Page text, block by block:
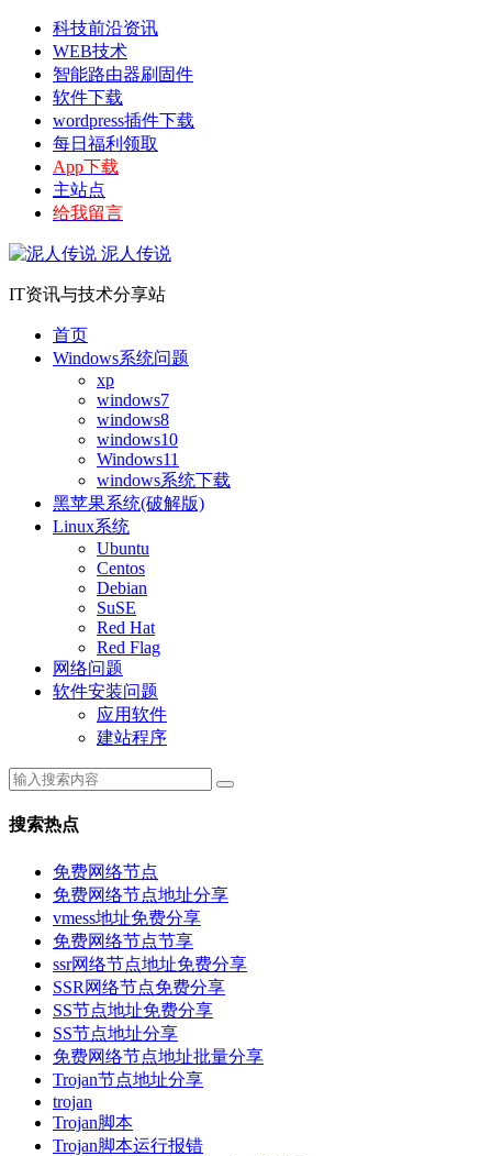
科技前沿资讯
WEB技术
智能路由器刷固件
软件下载
wordpress插件下载
每日福利领取
App下载
主站点
给我留言
泥人传说
IT资讯与技术分享站
首页
Windows系统问题
xp
windows7
windows8
windows10
Windows11
windows系统下载
黑苹果系统(破解版)
Linux系统
Ubuntu
Centos
Debian
SuSE
Red Hat
Red Flag
网络问题
软件安装问题
应用软件
建站程序
搜索热点
免费网络节点
免费网络节点地址分享
vmess地址免费分享
免费网络节点节享
ssr网络节点地址免费分享
SSR网络节点免费分享
SS节点地址免费分享
SS节点地址分享
免费网络节点地址批量分享
Trojan节点地址分享
trojan
Trojan脚本
Trojan脚本运行报错